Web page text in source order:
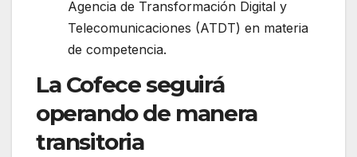
Agencia de Transformación Digital y
Telecomunicaciones (ATDT) en materia
de competencia.
La Cofece seguirá
operando de manera
transitoria